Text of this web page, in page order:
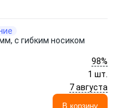
с гибким носиком
98%
1 шт.
7 августа
В корзину